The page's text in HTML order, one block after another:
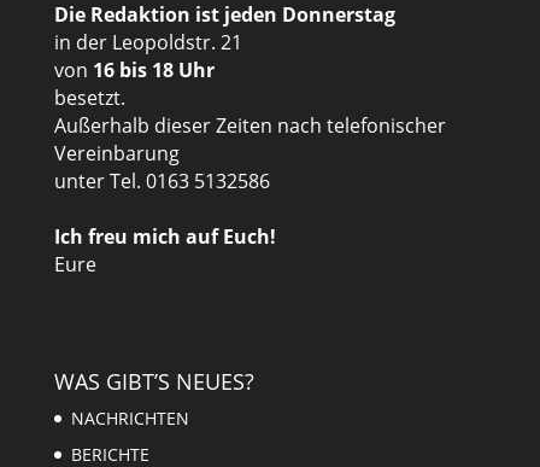
Die Redaktion ist jeden Donnerstag
in der Leopoldstr. 21
von 16 bis 18 Uhr
besetzt.
Außerhalb dieser Zeiten nach telefonischer
Vereinbarung
unter Tel. 0163 5132586
Ich freu mich auf Euch!
Eure
WAS GIBT’S NEUES?
NACHRICHTEN
BERICHTE